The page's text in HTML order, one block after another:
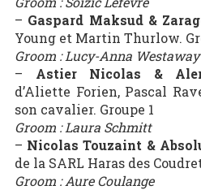
– Gaspard Maksud &
Young et Martin Thurlow.
Groom : Lucy-Anna Westaway
– Astier Nicolas &
d’Aliette Forien, Pascal
son cavalier. Groupe 1
Groom : Laura Schmitt
– Nicolas Touzaint &
de la SARL Haras des
Groom : Aure Coulange